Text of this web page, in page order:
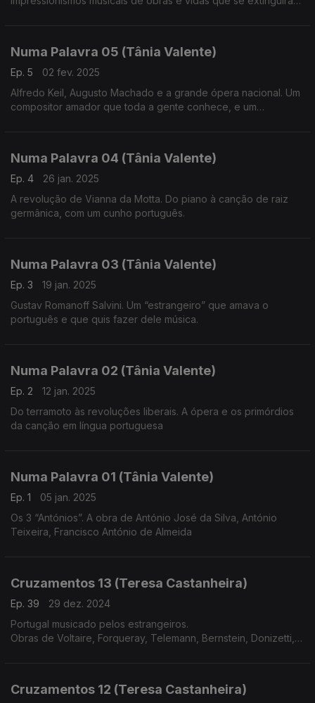
Numa Palavra 05 (Tânia Valente)
Ep. 5
02 fev. 2025
Alfredo Keil, Augusto Machado e a grande ópera nacional. Um
compositor amador que toda a gente conhece, e um
Numa Palavra 04 (Tânia Valente)
Ep. 4
26 jan. 2025
A revolução de Vianna da Motta. Do piano à canção de raiz
germânica, com um cunho português.
Numa Palavra 03 (Tânia Valente)
Ep. 3
19 jan. 2025
Gustav Romanoff Salvini. Um “estrangeiro” que amava o
português e que quis fazer dele música.
Numa Palavra 02 (Tânia Valente)
Ep. 2
12 jan. 2025
Do terramoto às revoluções liberais. A ópera e os primórdios
da canção em língua portuguesa
Numa Palavra 01 (Tânia Valente)
Ep. 1
05 jan. 2025
Os 3 “Antónios”. A obra de António José da Silva, António
Teixeira, Francisco António de Almeida
Cruzamentos 13 (Teresa Castanheira)
Ep. 39
29 dez. 2024
Portugal musicado pelos estrangeiros.
Obras de Voltaire, Forqueray, Telemann, Bernstein, Donizetti,
Cruzamentos 12 (Teresa Castanheira)